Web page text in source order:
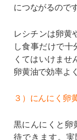
につながるのです
レシチンは卵黄
し食事だけで十
くてはいけませ
卵黄油で効率よ
３）にんにく卵
黒にんにくと卵
待できます。実